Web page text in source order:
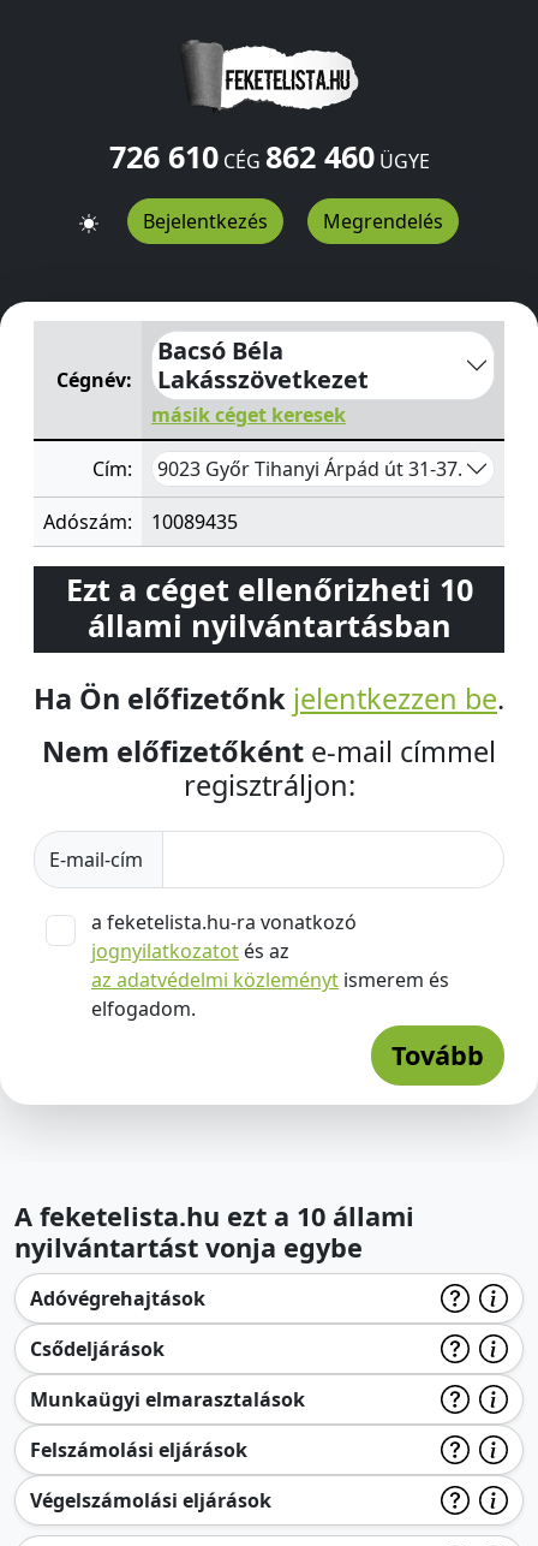
726 610CÉG 862 460ÜGYE
Bejelentkezés Megrendelés
Bacsó Béla LakásszövetkezetTihanyi Árpád út 31-37.
Cégnév:
Bacsó Béla
Lakásszövetkezet
másik céget keresek
Cím: 9023 Győr Tihanyi Árpád út 31-37.
Adószám: 10089435
Ezt a céget ellenőrizheti 10
állami nyilvántartásban
Ha Ön előfizetőnk jelentkezzen be.
Nem előfizetőként e-mail címmel
regisztráljon:
E-mail-cím
a feketelista.hu-ra vonatkozó
jognyilatkozatot és az
az adatvédelmi közleményt ismerem és
elfogadom.
Tovább
A feketelista.hu ezt a 10 állami
nyilvántartást vonja egybe
Adóvégrehajtások
Csődeljárások
Munkaügyi elmarasztalások
Felszámolási eljárások
Végelszámolási eljárások